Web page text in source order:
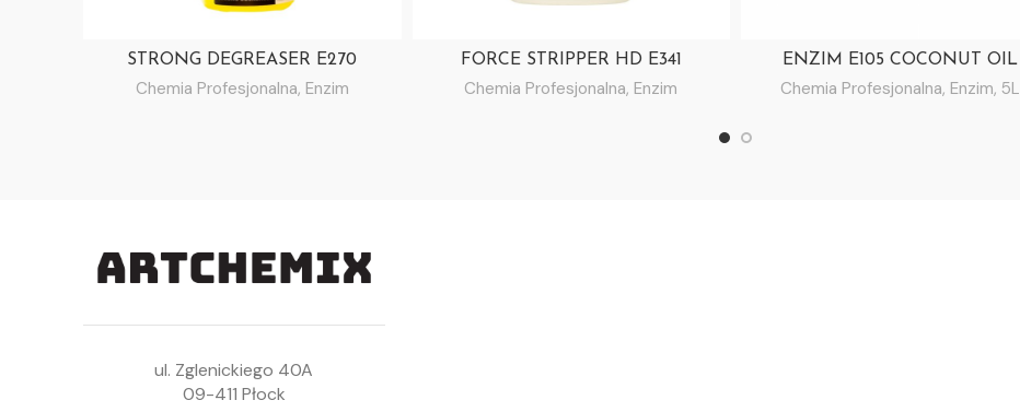
STRONG DEGREASER E270
Chemia Profesjonalna, Enzim
FORCE STRIPPER HD E341
Chemia Profesjonalna, Enzim
ENZIM E105 COCONUT OIL
Chemia Profesjonalna, Enzim, 5L
ul. Zglenickiego 40A
09-411 Płock